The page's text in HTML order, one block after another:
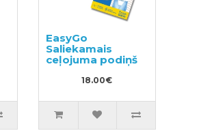
EasyGo
Saliekamais
ceļojuma podiņš
18.00€